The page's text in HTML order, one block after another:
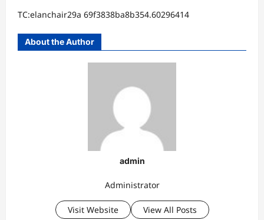
TC:elanchair29a 69f3838ba8b354.60296414
About the Author
admin
Administrator
Visit Website View All Posts